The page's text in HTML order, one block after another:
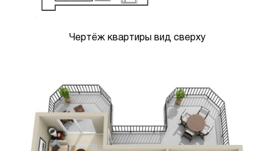
Чертёж квартиры вид сверху